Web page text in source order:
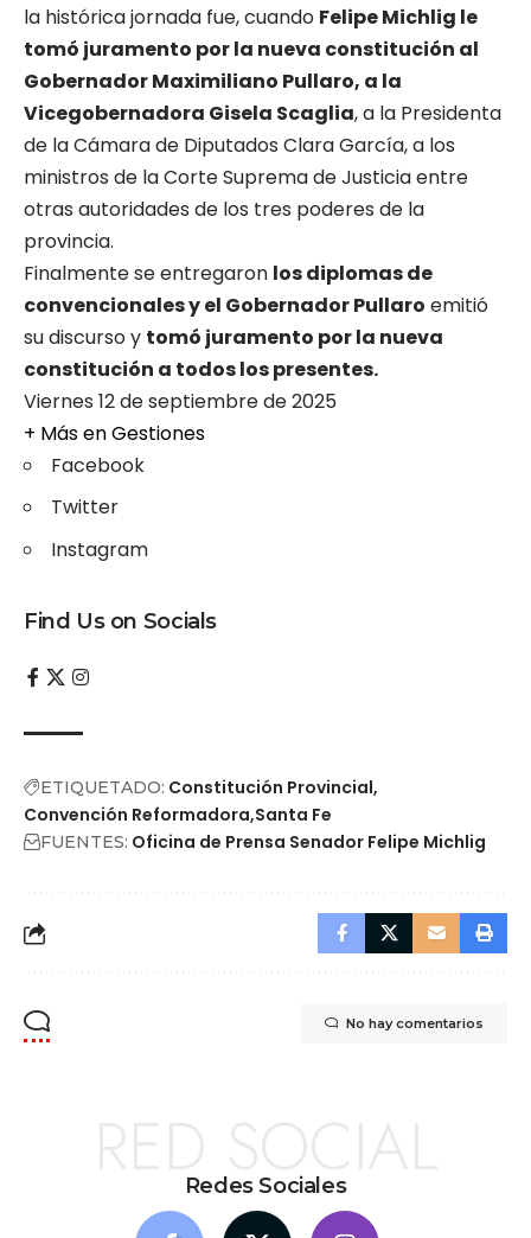
la histórica jornada fue, cuando Felipe Michlig le
tomó juramento por la nueva constitución al
Gobernador Maximiliano Pullaro, a la
Vicegobernadora Gisela Scaglia, a la Presidenta
de la Cámara de Diputados Clara García, a los
ministros de la Corte Suprema de Justicia entre
otras autoridades de los tres poderes de la
provincia.
Finalmente se entregaron los diplomas de
convencionales y el Gobernador Pullaro emitió
su discurso y tomó juramento por la nueva
constitución a todos los presentes.
Viernes 12 de septiembre de 2025
+ Más enGestiones
Facebook
Twitter
Instagram
Find Us on Socials
ETIQUETADO: Constitución Provincial
Convención Reformadora Santa Fe
FUENTES: Oficina de Prensa Senador Felipe Michlig
No hay comentarios
Redes Sociales
RED SOCIAL